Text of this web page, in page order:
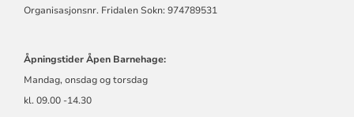
Organisasjonsnr. Fridalen Sokn: 974789531
Åpningstider Åpen Barnehage:
Mandag, onsdag og torsdag
kl. 09.00 -14.30